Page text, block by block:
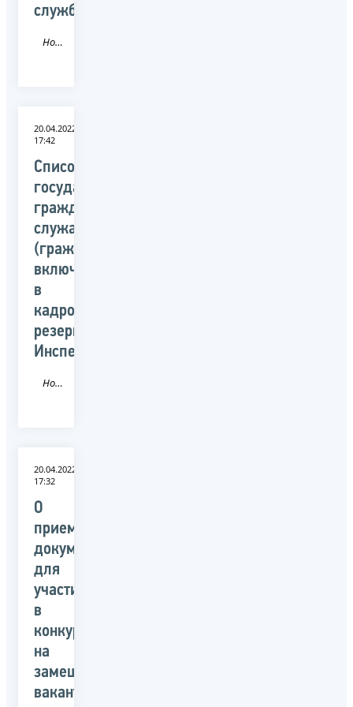
службы
Новость
20.04.2022
17:42
Список
государственных
гражданских
служащих
(граждан),
включенных
в
кадровый
резерв
Инспекции
Новость
20.04.2022
17:32
О
приеме
документов
для
участия
в
конкурсе
на
замещение
вакантных